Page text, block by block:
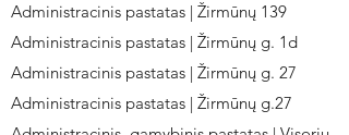
Administracinis pastatas | Žirmūnų 139
Administracinis pastatas | Žirmūnų g. 1d
Administracinis pastatas | Žirmūnų g. 27
Administracinis pastatas | Žirmūnų g.27